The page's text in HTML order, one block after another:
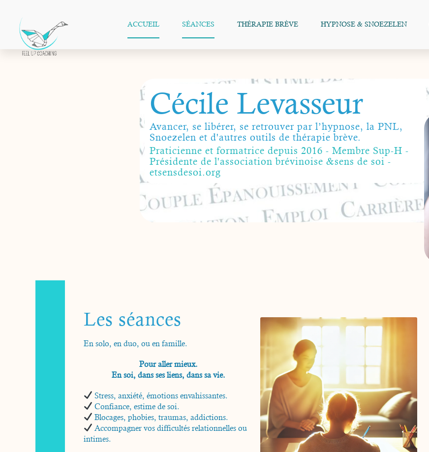
ACCUEIL SÉANCES THÉRAPIE BRÈVE HYPNOSE & SNOEZELEN
Cécile Levasseur
Avancer, se libérer, se retrouver par l’hypnose, la PNL,
Snoezelen et d'autres outils de thérapie brève.
Praticienne et formatrice depuis 2016 - Membre Sup-H -
Présidente de l'association brévinoise &sens de soi -
etsensdesoi.org
Les séances
En solo, en duo, ou en famille.
Pour aller mieux.
En soi, dans ses liens, dans sa vie.
Stress, anxiété, émotions envahissantes.
Confiance, estime de soi.
Blocages, phobies, traumas, addictions.
Accompagner vos difficultés relationnelles ou
intimes.